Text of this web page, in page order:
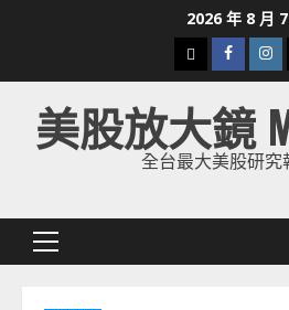
2026 年 8 月
下
載
美
股
美股放大鏡
全台最大美股研究
Primary